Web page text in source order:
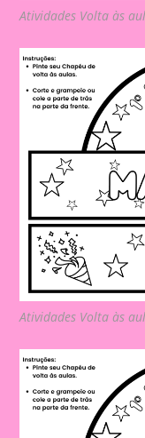
Atividades Volta às
Atividades Volta às